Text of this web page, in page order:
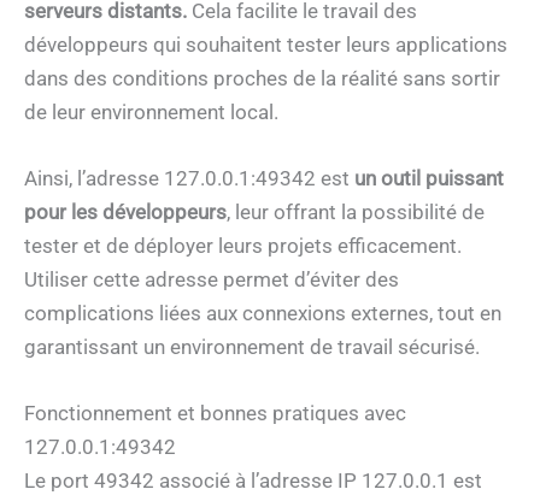
serveurs distants. Cela facilite le travail des
développeurs qui souhaitent tester leurs applications
dans des conditions proches de la réalité sans sortir
de leur environnement local.
Ainsi, l’adresse 127.0.0.1:49342 est un outil puissant
pour les développeurs, leur offrant la possibilité de
tester et de déployer leurs projets efficacement.
Utiliser cette adresse permet d’éviter des
complications liées aux connexions externes, tout en
garantissant un environnement de travail sécurisé.
Fonctionnement et bonnes pratiques avec
127.0.0.1:49342
Le port 49342 associé à l’adresse IP 127.0.0.1 est